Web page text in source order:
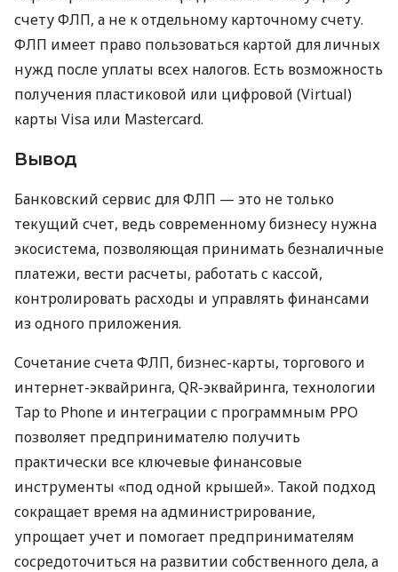
счету ФЛП, а не к отдельному карточному счету.
ФЛП имеет право пользоваться картой для личных
нужд после уплаты всех налогов. Есть возможность
получения пластиковой или цифровой (Virtual)
карты Visa или Mastercard.
Вывод
Банковский сервис для ФЛП — это не только
текущий счет, ведь современному бизнесу нужна
экосистема, позволяющая принимать безналичные
платежи, вести расчеты, работать с кассой,
контролировать расходы и управлять финансами
из одного приложения.
Сочетание счета ФЛП, бизнес-карты, торгового и
интернет-эквайринга, QR-эквайринга, технологии
Tap to Phone и интеграции с программным РРО
позволяет предпринимателю получить
практически все ключевые финансовые
инструменты «под одной крышей». Такой подход
сокращает время на администрирование,
упрощает учет и помогает предпринимателям
сосредоточиться на развитии собственного дела, а